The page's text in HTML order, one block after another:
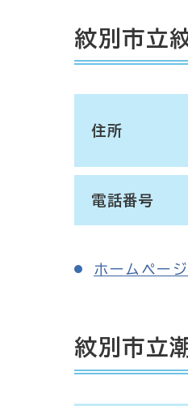
紋別市立
住所
電話番号
ホームペー
紋別市立